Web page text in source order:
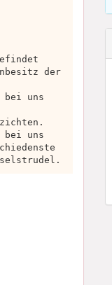
der
bei uns
bei uns